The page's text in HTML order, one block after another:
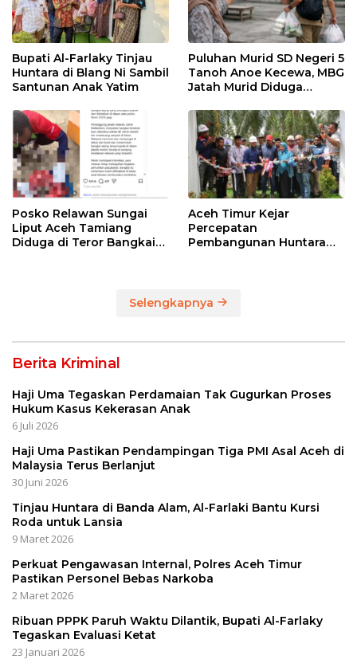
Bupati Al-Farlaky Tinjau
Huntara di Blang Ni Sambil
Santunan Anak Yatim
Puluhan Murid SD Negeri 5
Tanoh Anoe Kecewa, MBG
Jatah Murid Diduga
Posko Relawan Sungai
Liput Aceh Tamiang
Diduga di Teror Bangkai
Aceh Timur Kejar
Percepatan
Pembangunan Huntara
Selengkapnya
Berita Kriminal
Haji Uma Tegaskan Perdamaian Tak Gugurkan Proses
Hukum Kasus Kekerasan Anak
6 Juli 2026
Haji Uma Pastikan Pendampingan Tiga PMI Asal Aceh di
Malaysia Terus Berlanjut
30 Juni 2026
Tinjau Huntara di Banda Alam, Al-Farlaki Bantu Kursi
Roda untuk Lansia
9 Maret 2026
Perkuat Pengawasan Internal, Polres Aceh Timur
Pastikan Personel Bebas Narkoba
2 Maret 2026
Ribuan PPPK Paruh Waktu Dilantik, Bupati Al-Farlaky
Tegaskan Evaluasi Ketat
23 Januari 2026